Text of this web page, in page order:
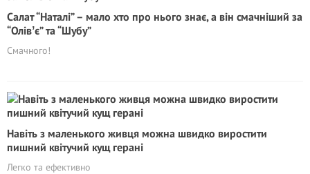
Салат “Наталі” – мало хто про нього знає, а він смачніший за
“Олівʼє” та “Шубу”
Смачного!
Навіть з маленького живця можна швидко виростити
пишний квітучий кущ герані
Легко та ефективно